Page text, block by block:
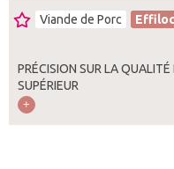
Viande de Porc
PRÉCISION SUR LA
SUPÉRIEUR